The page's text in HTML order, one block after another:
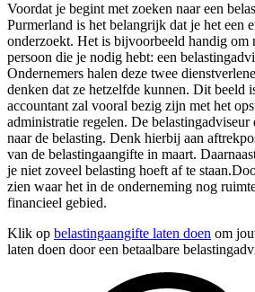
Voordat je begint met zoeken naar een
Purmerland is het belangrijk dat je het een
onderzoekt. Het is bijvoorbeeld handig om
persoon die je nodig hebt: een
Ondernemers halen deze twee
denken dat ze hetzelfde kunnen. Dit beeld
accountant zal vooral bezig zijn met het
administratie regelen. De
naar de belasting. Denk hierbij aan
van de belastingaangifte in maart.
je niet zoveel belasting hoeft af te
zien waar het in de onderneming nog
financieel gebied.
Klik op belastingaangifte laten doen om
laten doen door een betaalbare